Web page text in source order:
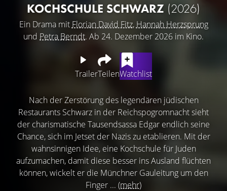
KOCHSCHULE SCHWARZ (2026)
Ein Drama mit Florian David Fitz, Hannah Herzsprung
und Petra Berndt. Ab 24. Dezember 2026 im Kino.
TrailerTeilenWatchlist
Nach der Zerstörung des legendären jüdischen
Restaurants Schwarz in der Reichspogromnacht sieht
der charismatische Tausendsassa Edgar endlich seine
Chance, sich im Jetset der Nazis zu etablieren. Mit der
wahnsinnigen Idee, eine Kochschule für Juden
aufzumachen, damit diese besser ins Ausland flüchten
können, wickelt er die Münchner Gauleitung um den
Finger ... (mehr)